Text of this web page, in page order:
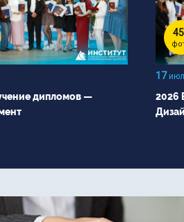
дипломов —
17
2026